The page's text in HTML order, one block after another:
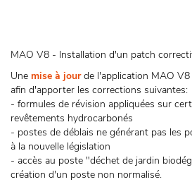
MAO V8 - Installation d'un patch
Une mise à jourde l'application MAO V8
afin d'apporter les corrections suivantes:
- formules de révision appliquées sur
revêtements hydrocarbonés
- postes de déblais ne générant pas les
à la nouvelle législation
- accès au poste "déchet de jardin
création d'un poste non normalisé.